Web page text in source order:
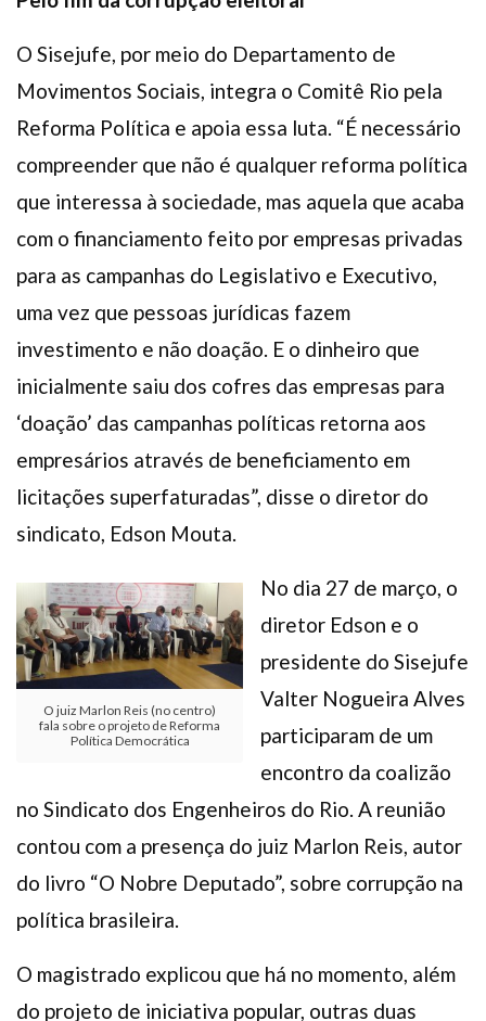
O Sisejufe, por meio do Departamento de
Movimentos Sociais, integra o Comitê Rio pela
Reforma Política e apoia essa luta. “É necessário
compreender que não é qualquer reforma política
que interessa à sociedade, mas aquela que acaba
com o financiamento feito por empresas privadas
para as campanhas do Legislativo e Executivo,
uma vez que pessoas jurídicas fazem
investimento e não doação. E o dinheiro que
inicialmente saiu dos cofres das empresas para
‘doação’ das campanhas políticas retorna aos
empresários através de beneficiamento em
licitações superfaturadas”, disse o diretor do
sindicato, Edson Mouta.
O juiz Marlon Reis (no centro)
fala sobre o projeto de Reforma
Política Democrática
No dia 27 de março, o
diretor Edson e o
presidente do Sisejufe
Valter Nogueira Alves
participaram de um
encontro da coalizão
no Sindicato dos Engenheiros do Rio. A reunião
contou com a presença do juiz Marlon Reis, autor
do livro “O Nobre Deputado”, sobre corrupção na
política brasileira.
O magistrado explicou que há no momento, além
do projeto de iniciativa popular, outras duas